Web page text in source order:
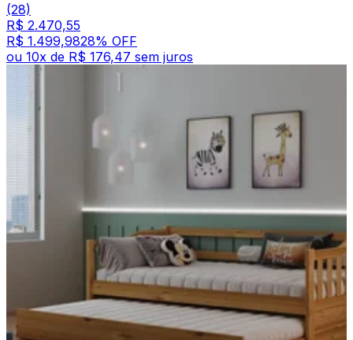
(28)
R$ 2.470,55
R$ 1.499,9828% OFF
ou 10x de R$ 176,47 sem juros